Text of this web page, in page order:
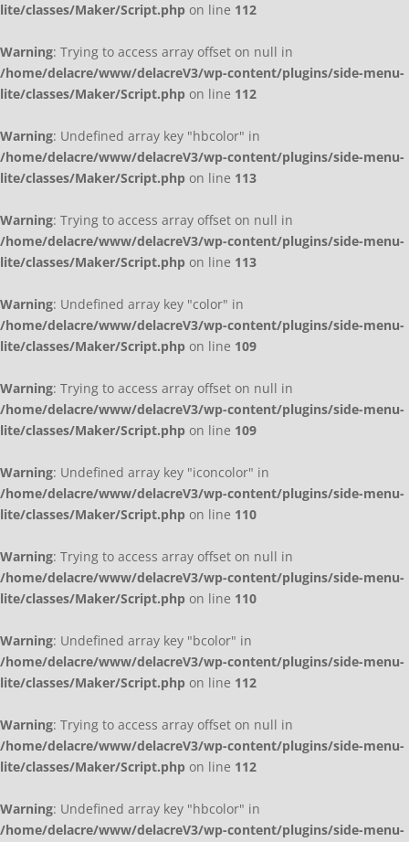
lite/classes/Maker/Script.php on line 112
Warning: Trying to access array offset on null in
/home/delacre/www/delacreV3/wp-content/plugins/side-menu-
lite/classes/Maker/Script.php on line 112
Warning: Undefined array key "hbcolor" in
/home/delacre/www/delacreV3/wp-content/plugins/side-menu-
lite/classes/Maker/Script.php on line 113
Warning: Trying to access array offset on null in
/home/delacre/www/delacreV3/wp-content/plugins/side-menu-
lite/classes/Maker/Script.php on line 113
Warning: Undefined array key "color" in
/home/delacre/www/delacreV3/wp-content/plugins/side-menu-
lite/classes/Maker/Script.php on line 109
Warning: Trying to access array offset on null in
/home/delacre/www/delacreV3/wp-content/plugins/side-menu-
lite/classes/Maker/Script.php on line 109
Warning: Undefined array key "iconcolor" in
/home/delacre/www/delacreV3/wp-content/plugins/side-menu-
lite/classes/Maker/Script.php on line 110
Warning: Trying to access array offset on null in
/home/delacre/www/delacreV3/wp-content/plugins/side-menu-
lite/classes/Maker/Script.php on line 110
Warning: Undefined array key "bcolor" in
/home/delacre/www/delacreV3/wp-content/plugins/side-menu-
lite/classes/Maker/Script.php on line 112
Warning: Trying to access array offset on null in
/home/delacre/www/delacreV3/wp-content/plugins/side-menu-
lite/classes/Maker/Script.php on line 112
Warning: Undefined array key "hbcolor" in
/home/delacre/www/delacreV3/wp-content/plugins/side-menu-